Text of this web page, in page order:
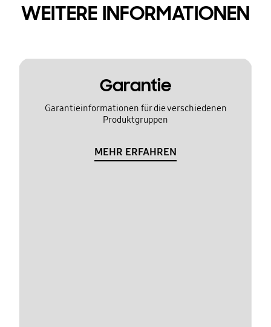
WEITERE INFORMATIONEN
Garantie
Garantieinformationen für die verschiedenen
Produktgruppen
MEHR ERFAHREN